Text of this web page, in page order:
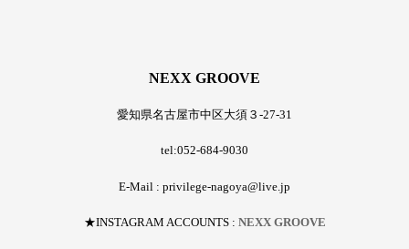
NEXX GROOVE
愛知県名古屋市中区大須３-27-31
tel:052-684-9030
E-Mail : privilege-nagoya@live.jp
★INSTAGRAM ACCOUNTS : NEXX GROOVE